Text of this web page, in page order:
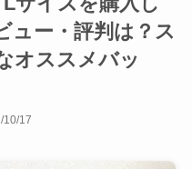
ュー・評判は？ス
オススメバッ
10/17